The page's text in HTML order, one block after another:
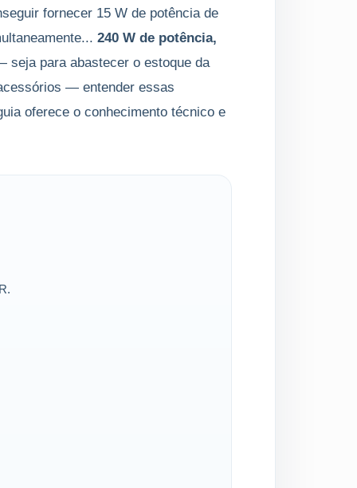
fornecer 15 W de potência de
240 W de potência,
seja para abastecer o estoque da
— entender essas
oferece o conhecimento técnico e